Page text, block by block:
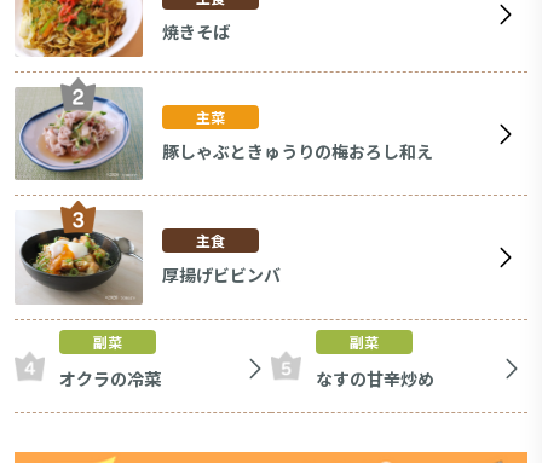
焼きそば
主菜
豚しゃぶときゅうりの梅おろし和え
主食
厚揚げビビンバ
副菜
オクラの冷菜
副菜
なすの甘辛炒め